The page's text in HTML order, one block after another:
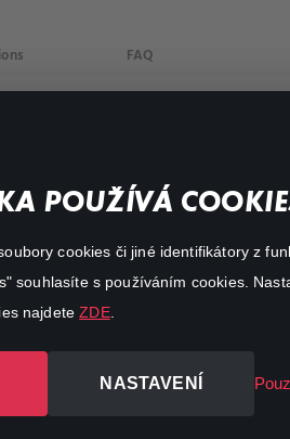
POUŽÍVÁ
cookies či jiné identifikátory z
souhlasíte s používáním cookies.
najdeteZDE.
NASTAVENÍ
FAQ